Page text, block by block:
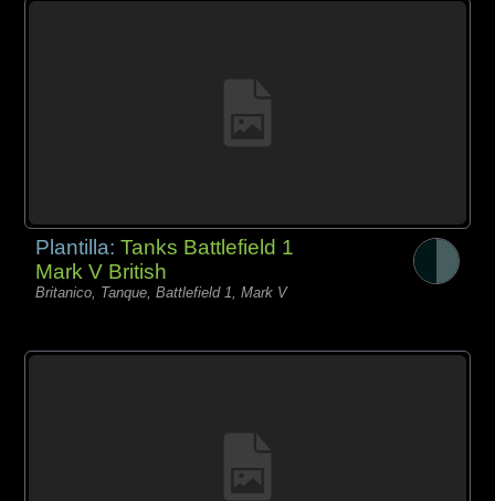
Plantilla:Tanks Battlefield 1
Mark V British
Britanico, Tanque, Battlefield 1, Mark V